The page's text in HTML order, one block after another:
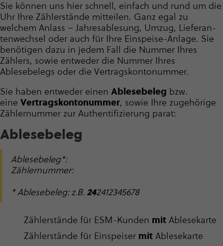
Sie können uns hier schnell, einfach und rund um die
Uhr Ihre Zählerstände mitteilen. Ganz egal zu
welchem Anlass – Jahresablesung, Umzug, Liefe­ran­
ten­wechsel oder auch für Ihre Einspeise-Anlage. Sie
benötigen dazu in jedem Fall die Nummer Ihres
Zählers, sowie entweder die Nummer Ihres
Ablesebelegs oder die Vertrags­kon­to­nummer.
Sie haben entweder einen Ablesebeleg bzw.
eine Vertrags­kon­to­nummer, sowie Ihre zugehörige
Zählernummer zur Authen­ti­fi­zie­rung parat:
Able­se­beleg
Ablesebeleg*:
Zählernummer:
* Ablesebeleg: z.B. 242412345678
Zäh­ler­stände für ESM-Kunden mit Able­se­karte
Zäh­ler­stände für Ein­spei­ser mit Able­se­karte